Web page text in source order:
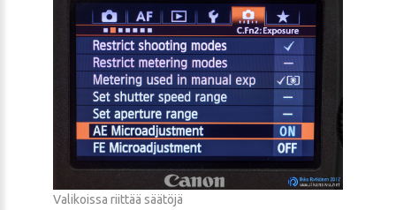
Valikoissa riittää säätöjä